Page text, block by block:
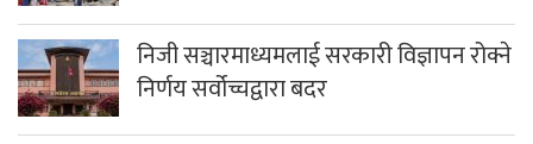
निजी सञ्चारमाध्यमलाई सरकारी विज्ञापन रोक्ने
निर्णय सर्वोच्चद्वारा बदर